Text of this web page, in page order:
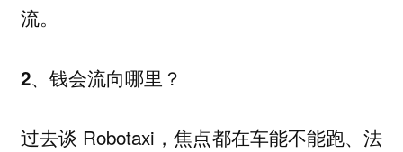
流。
2、钱会流向哪里？
过去谈 Robotaxi，焦点都在车能不能跑、法